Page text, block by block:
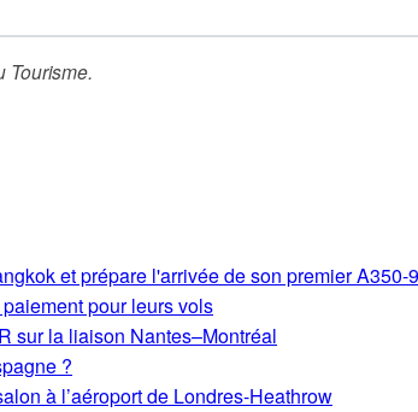
Tourisme.
et prépare l'arrivée de son premier A350-
pour leurs vols
sur la liaison Nantes–Montréal
?
à l’aéroport de Londres-Heathrow